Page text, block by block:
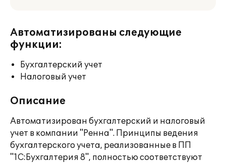
Автоматизированы следующие
функции:
Бухгалтерский учет
Налоговый учет
Описание
Автоматизирован бухгалтерский и налоговый
учет в компании "Ренна". Принципы ведения
бухгалтерского учета, реализованные в ПП
"1С:Бухгалтерия 8", полностью соответствуют